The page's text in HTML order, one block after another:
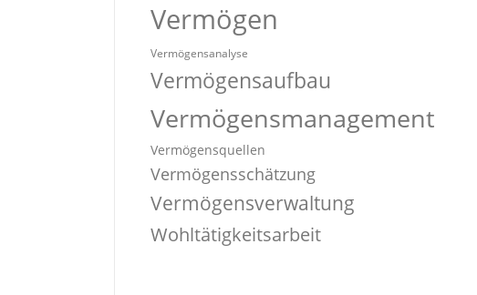
Vermögen
Vermögensanalyse
Vermögensaufbau
Vermögensmanagement
Vermögensquellen
Vermögensschätzung
Vermögensverwaltung
Wohltätigkeitsarbeit